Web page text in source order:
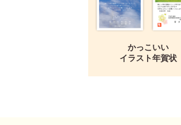
かっこいい
イラスト年賀状